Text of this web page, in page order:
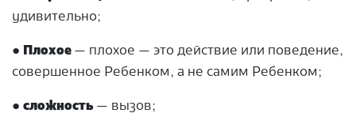
удивительно;
● Плохое — плохое — это действие или поведение,
совершенное Ребенком, а не самим Ребенком;
● сложность — вызов;